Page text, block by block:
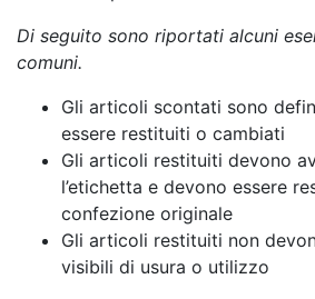
Di seguito sono riportati alcuni
comuni.
Gli articoli scontati sono
essere restituiti o cambiati
Gli articoli restituiti devono
l’etichetta e devono essere
confezione originale
Gli articoli restituiti non
visibili di usura o utilizzo